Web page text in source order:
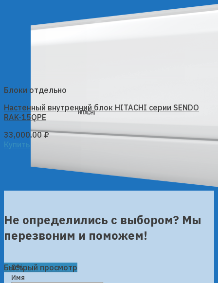
Быстрый просмотр
Блоки отдельно
Настенный внутренний блок HITACHI серии SENDO
RAK-15QPE
33,000.00₽
Купить
Не определились с выбором? Мы
перезвоним и поможем!
0%
Имя